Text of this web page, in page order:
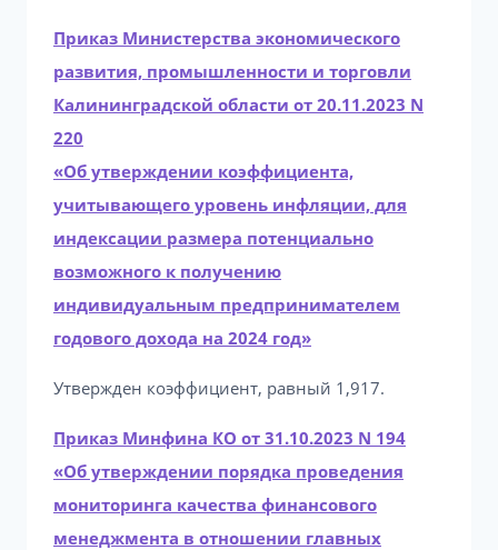
Приказ Министерства экономического
развития, промышленности и торговли
Калининградской области от 20.11.2023 N
220
«Об утверждении коэффициента,
учитывающего уровень инфляции, для
индексации размера потенциально
возможного к получению
индивидуальным предпринимателем
годового дохода на 2024 год»
Утвержден коэффициент, равный 1,917.
Приказ Минфина КО от 31.10.2023 N 194
«Об утверждении порядка проведения
мониторинга качества финансового
менеджмента в отношении главных